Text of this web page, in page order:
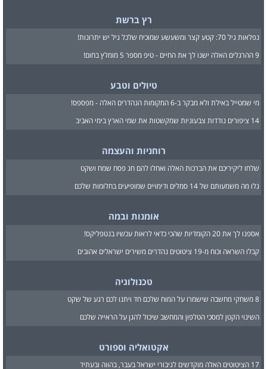
רץ ברשת
נפלאות גיל 70: קטע קצר ומשעשע שמוכיח שלכל גיל יש יתרונות!
9 ההרגלים האלה ישנו לך את החיים - טיפ מספר 5 מומלץ בחום!
טיולים וטבע
מי שמטייל באילת ולא מבקר ב-6 המקומות הנהדרים האלה - מפספס!
14 ציפורים נודדות צבעוניות שמקשטות את שמי הארץ בימי האביב
רוחניות והעצמה
שלחו ליקיריכם את הברכות האלה ואחלו להם חג פסח שמח ושקט
גלו מה משמעותם של 14 סמלים ודימויים שמופיעים בחלומות שלכם
אומנות ובמה
אספנו לך את 20 הקומדיות שהכי כדאי לראות עכשיו בנטפליקס!
קבלו השראה וכוח מ-19 ציטוטים נהדרים משירים ישראלים אהובים
טכנולוגיה
8 משחקי מחשבה שישמרו על המוח שלכם חד ויתנו לכם רגע של שקט
השינוי הקטן למסכי הטלפון והמחשב שיכול להגן על הראייה שלכם
אקטואליה וספורט
17 הציטוטים האלה מוקדשים לגיבורי ישראל בעבר, בהווה ובעתיד